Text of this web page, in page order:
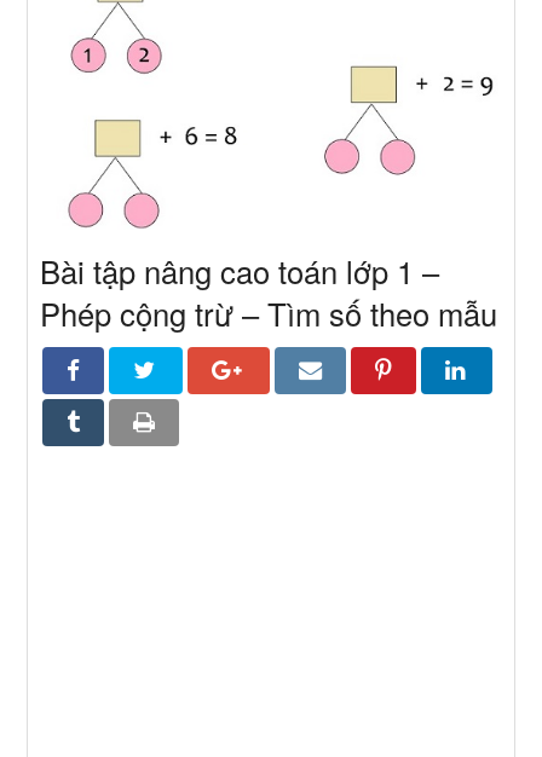
Bài tập nâng cao toán lớp 1 –
Phép cộng trừ – Tìm số theo mẫu